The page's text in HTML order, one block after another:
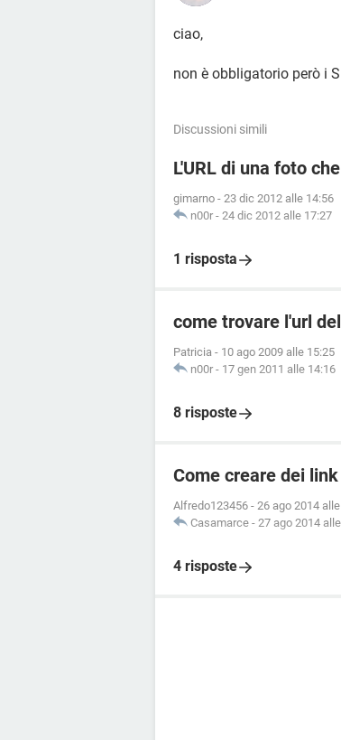
ciao,
non è obbligatorio però i
Discussioni simili
L'URL di una foto
gimarno - 23 dic 2012 alle 14:56
n00r - 24 dic 2012 alle 17:27
1 risposta
come trovare l'url
Patricia - 10 ago 2009 alle 15:25
n00r - 17 gen 2011 alle 14:16
8 risposte
Come creare dei
Alfredo123456 - 26 ago 2014 alle
Casamarce - 27 ago 2014
4 risposte